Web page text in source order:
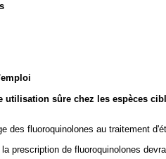
utilisation sûre chez les espèces
des fluoroquinolones au traitement
prescription de fluoroquinolones